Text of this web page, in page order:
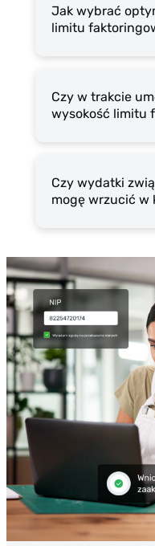
Jak wybrać
limitu
Czy w trakcie
wysokość limitu
Czy wydatki
mogę wrzucić w